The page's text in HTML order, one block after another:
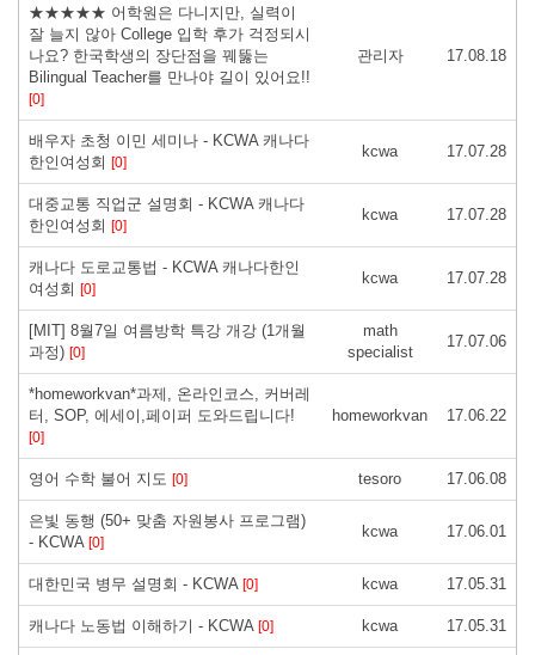
★★★★★ 어학원은 다니지만, 실력이
잘 늘지 않아 College 입학 후가 걱정되시
나요? 한국학생의 장단점을 꿰뚫는
Bilingual Teacher를 만나야 길이 있어요!!
[0]
관리자 17.08.18
배우자 초청 이민 세미나 - KCWA 캐나다
한인여성회 [0]
kcwa 17.07.28
대중교통 직업군 설명회 - KCWA 캐나다
한인여성회 [0]
kcwa 17.07.28
캐나다 도로교통법 - KCWA 캐나다한인
여성회 [0]
kcwa 17.07.28
[MIT] 8월7일 여름방학 특강 개강 (1개월
과정) [0]
math
specialist
17.07.06
*homeworkvan*과제, 온라인코스, 커버레
터, SOP, 에세이,페이퍼 도와드립니다!
[0]
homeworkvan 17.06.22
영어 수학 불어 지도 [0] tesoro 17.06.08
은빛 동행 (50+ 맞춤 자원봉사 프로그램)
- KCWA [0]
kcwa 17.06.01
대한민국 병무 설명회 - KCWA [0] kcwa 17.05.31
캐나다 노동법 이해하기 - KCWA [0] kcwa 17.05.31